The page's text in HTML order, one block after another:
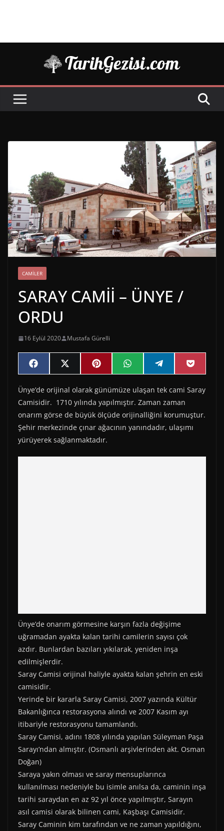
CAMILER
SARAY CAMİİ – ÜNYE /
ORDU
16 Eylül 2020 Mustafa Gürelli
Share
on
F
a
e
b
o
o
k
Share
on
X
(
w
i
t
t
e
r
)
Share
on
P
i
t
e
r
e
s
t
Share
on
W
h
t
s
A
p
p
Share
on
e
e
g
r
a
m
Share
on
P
o
k
Ünye’de orijinal olarak günümüze ulaşan tek cami Saray
Camisidir. 1710 yılında yapılmıştır. Zaman zaman
onarım görse de büyük ölçüde orijinalliğini korumuştur.
Şehir merkezinde çınar ağacının yanındadır, ulaşımı
yürüyerek sağlanmaktadır.
Ünye’de onarım görmesine karşın fazla değişime
uğramadan ayakta kalan tarihi camilerin sayısı çok
azdır. Bunlardan bazıları yıkılarak, yeniden inşa
edilmişlerdir.
Saray Camisi orijinal haliyle ayakta kalan şehrin en eski
camisidir.
Yerinde bir kararla Saray Camisi, 2007 yazında Kültür
Bakanlığınca restorasyona alındı ve 2007 Kasım ayı
itibariyle restorasyonu tamamlandı.
Saray Camisi, adını 1808 yılında yapılan Süleyman Paşa
Sarayı’ndan almıştır. (Osmanlı arşivlerinden akt. Osman
Doğan)
Saraya yakın olması ve saray mensuplarınca
kullanılması nedeniyle bu isimle anılsa da, caminin inşa
tarihi saraydan en az 92 yıl önce yapılmıştır, Sarayın
asıl camisi olarak bilinen cami, Kaşbaşı Camisidir.
Saray Caminin kim tarafından ve ne zaman yapıldığını,